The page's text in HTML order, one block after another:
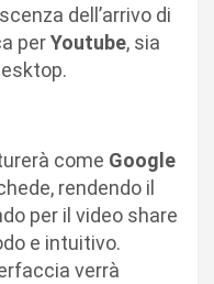
dell’arrivo di
perYoutube, sia
come Google
rendendo il
per il video share
e intuitivo.
verrà